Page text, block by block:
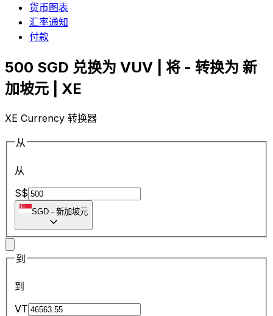
货币图表
汇率通知
付款
500 SGD 兑换为 VUV | 将 - 转换为 新
加坡元 | XE
XE Currency 转换器
从
从
S$
SGD - 新加坡元
到
到
VT